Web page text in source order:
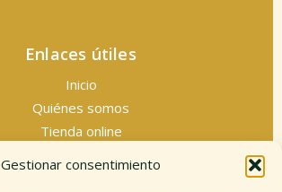
Gestionar consentimiento
Enlaces útiles
Inicio
Quiénes somos
Tienda online